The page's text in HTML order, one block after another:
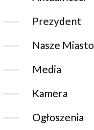
Prezydent
Nasze Miasto
Media
Kamera
Ogłoszenia